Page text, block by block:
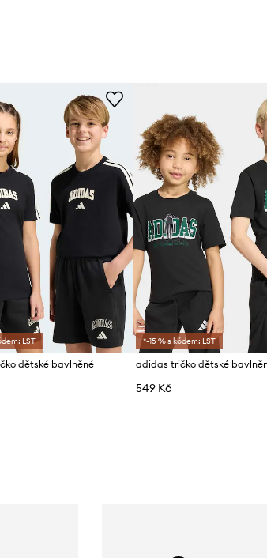
LST
dětské bavlněné
*-15 % s kódem: LST
549 Kč